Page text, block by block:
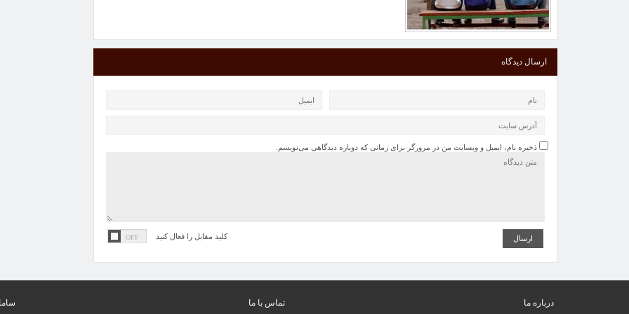
ارسال دیدگاه
ذخیره نام، ایمیل و وبسایت من در مرورگر برای زمانی که دوباره دیدگاهی می‌نویسم.
کلید مقابل را فعال کنید
درباره ما تماس با ما